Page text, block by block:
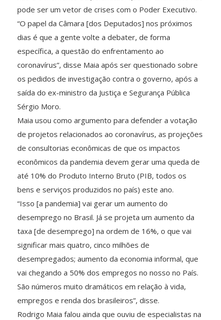
pode ser um vetor de crises com o Poder Executivo.
“O papel da Câmara [dos Deputados] nos próximos
dias é que a gente volte a debater, de forma
específica, a questão do enfrentamento ao
coronavírus”, disse Maia após ser questionado sobre
os pedidos de investigação contra o governo, após a
saída do ex-ministro da Justiça e Segurança Pública
Sérgio Moro.
Maia usou como argumento para defender a votação
de projetos relacionados ao coronavírus, as projeções
de consultorias econômicas de que os impactos
econômicos da pandemia devem gerar uma queda de
até 10% do Produto Interno Bruto (PIB, todos os
bens e serviços produzidos no país) este ano.
“Isso [a pandemia] vai gerar um aumento do
desemprego no Brasil. Já se projeta um aumento da
taxa [de desemprego] na ordem de 16%, o que vai
significar mais quatro, cinco milhões de
desempregados; aumento da economia informal, que
vai chegando a 50% dos empregos no nosso no País.
São números muito dramáticos em relação à vida,
empregos e renda dos brasileiros”, disse.
Rodrigo Maia falou ainda que ouviu de especialistas na